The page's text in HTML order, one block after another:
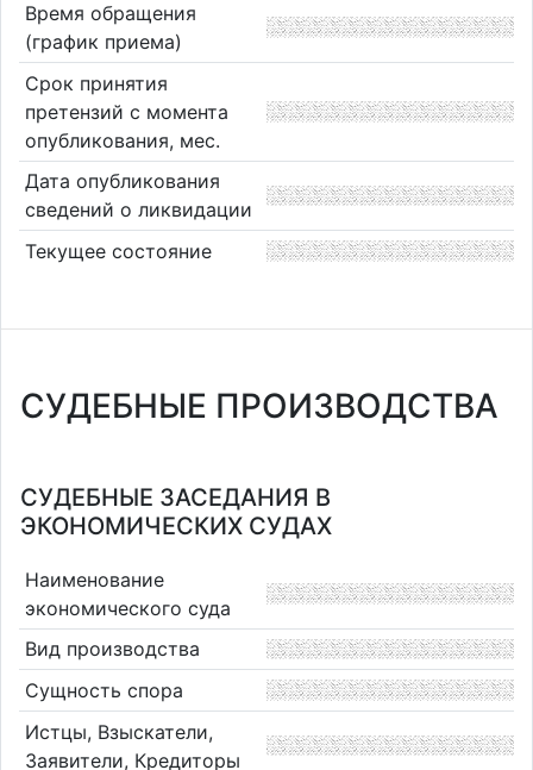
Время обращения
(график приема)
Срок принятия
претензий с момента
опубликования, мес.
Дата опубликования
сведений о ликвидации
Текущее состояние
СУДЕБНЫЕ ПРОИЗВОДСТВА
СУДЕБНЫЕ ЗАСЕДАНИЯ В
ЭКОНОМИЧЕСКИХ СУДАХ
Наименование
экономического суда
Вид производства
Сущность спора
Истцы, Взыскатели,
Заявители, Кредиторы